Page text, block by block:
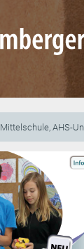
Mittelschule, AHS-